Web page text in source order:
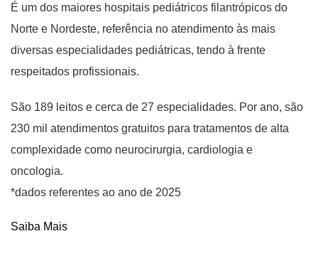
É um dos maiores hospitais pediátricos filantrópicos do
Norte e Nordeste, referência no atendimento às mais
diversas especialidades pediátricas, tendo à frente
respeitados profissionais.
São 189 leitos e cerca de 27 especialidades. Por ano, são
230 mil atendimentos gratuitos para tratamentos de alta
complexidade como neurocirurgia, cardiologia e
oncologia.
*dados referentes ao ano de 2025
Saiba Mais